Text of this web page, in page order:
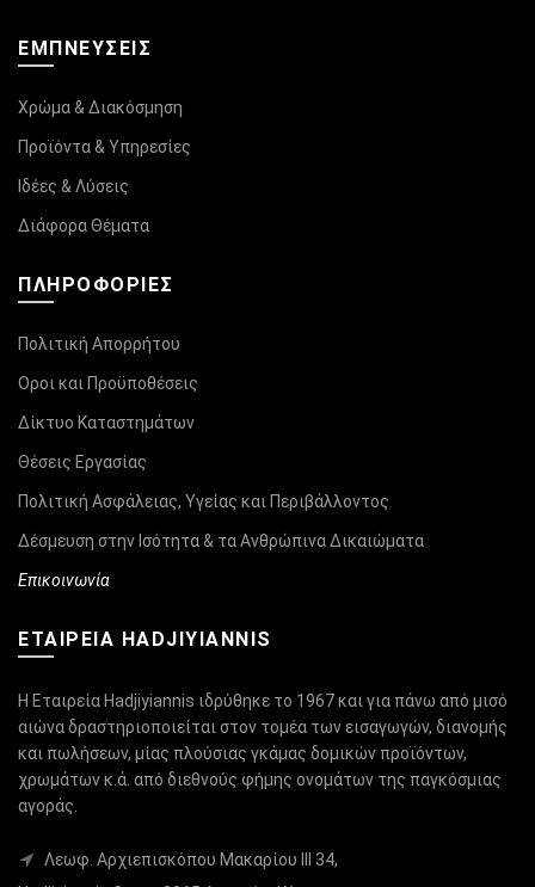
ΕΜΠΝΕΥΣΕΙΣ
Χρώμα & Διακόσμηση
Προϊόντα & Υπηρεσίες
Ιδέες & Λύσεις
Διάφορα Θέματα
ΠΛΗΡΟΦΟΡΊΕΣ
Πολιτική Απορρήτου
Οροι και Προϋποθέσεις
Δίκτυο Καταστημάτων
Θέσεις Εργασίας
Πολιτική Ασφάλειας, Υγείας και Περιβάλλοντος
Δέσμευση στην Ισότητα & τα Ανθρώπινα Δικαιώματα
Επικοινωνία
ΕΤΑΙΡΕΙΑ HADJIYIANNIS
Η Εταιρεία Hadjiyiannis ιδρύθηκε το 1967 και για πάνω από μισό
αιώνα δραστηριοποιείται στον τομέα των εισαγωγών, διανομής
και πωλήσεων, μίας πλούσιας γκάμας δομικών προϊόντων,
χρωμάτων κ.ά. από διεθνούς φήμης ονομάτων της παγκόσμιας
αγοράς.
Λεωφ. Αρχιεπισκόπου Μακαρίου ΙΙΙ 34,